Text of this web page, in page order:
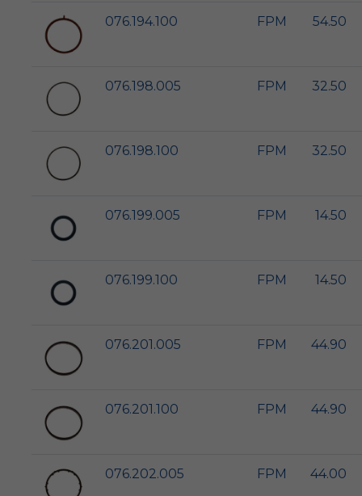
076.194.100 FPM 54.50
076.198.005 FPM 32.50
076.198.100 FPM 32.50
076.199.005 FPM 14.50
076.199.100 FPM 14.50
076.201.005 FPM 44.90
076.201.100 FPM 44.90
076.202.005 FPM 44.00